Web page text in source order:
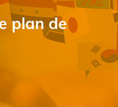
plan de